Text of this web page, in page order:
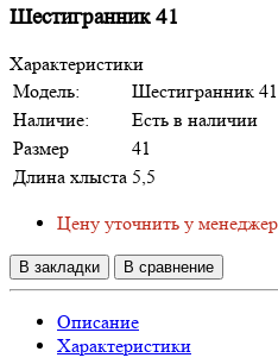
Шестигранник 41
Характеристики
Модель:
Шестигранник 41
Наличие:
Есть в наличии
Размер
41
Длина хлыста 5,5
Цену уточнить у
В закладки В сравнение
Описание
Характеристики